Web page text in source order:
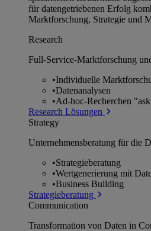
für datengetriebenen Erfolg
Marktforschung, Strategie und
Research
Full-Service-Marktforschung
•Individuelle
•Datenanalysen
•Ad-hoc-Recherchen
Research Lösungen
Strategy
Unternehmens­beratung für die
•Strategieberatung
•Wertgenerierung mit
•Business Building
Strategieberatung
Communication
Transformation von Daten in